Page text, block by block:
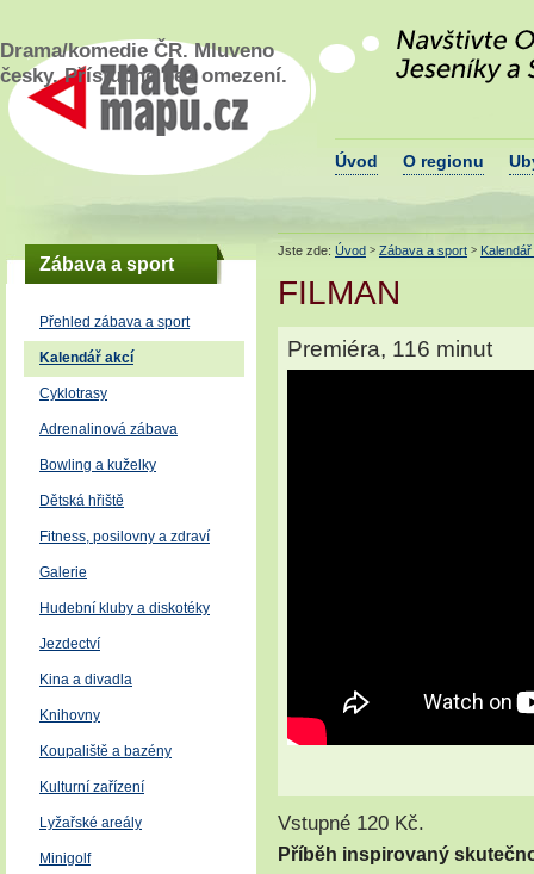
Znatemapu.cz - turistický portál
okresu Šumperk
Navštivte okres
podhůří Jeseníků
Úvod O regionu
Zábava a sport
Přehled zábava a sport
Kalendář akcí
Cyklotrasy
Adrenalinová zábava
Bowling a kuželky
Dětská hřiště
Fitness, posilovny a zdraví
Galerie
Hudební kluby a diskotéky
Jezdectví
Kina a divadla
Knihovny
Koupaliště a bazény
Kulturní zařízení
Lyžařské areály
Minigolf
Jste zde: Úvod > Zábava a sport >
FILMAN
Premiéra, 116 minut
Drama/komedie ČR. Mluveno
česky. Přístupné bez omezení.
Vstupné 120 Kč.
Příběh inspirovaný